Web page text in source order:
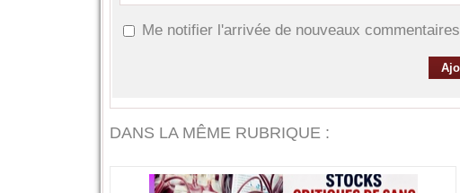
Me notifier l'arrivée de nouveaux commentaires
DANS LA MÊME RUBRIQUE :